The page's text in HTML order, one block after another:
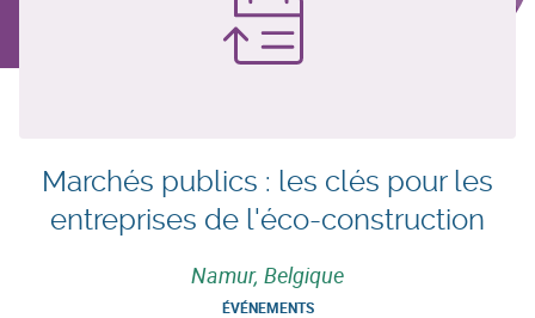
Marchés publics : les clés pour les
entreprises de l'éco-construction
Namur, Belgique
ÉVÉNEMENTS